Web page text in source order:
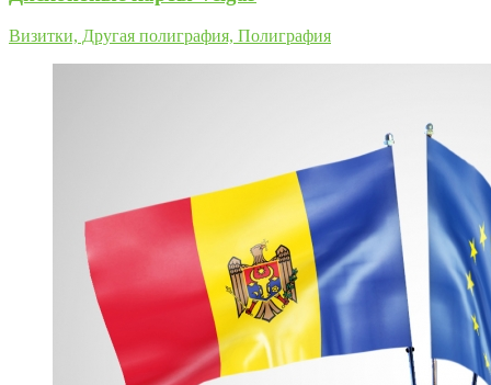
Визитки, Другая полиграфия, Полиграфия